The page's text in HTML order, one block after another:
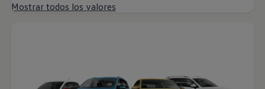
Mostrar todos los valores